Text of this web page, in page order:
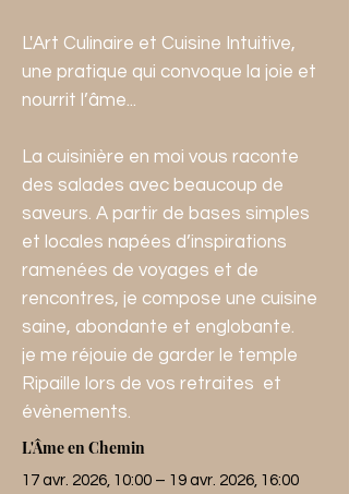
L'Art Culinaire et Cuisine Intuitive,
une pratique qui convoque la joie et
nourrit l’âme...
La cuisinière en moi vous raconte
des salades avec beaucoup de
saveurs. A partir de bases simples
et locales napées d’inspirations
ramenées de voyages et de
rencontres, je compose une cuisine
saine, abondante et englobante.
je me réjouie de garder le temple
Ripaille lors de vos retraites et
évènements.
L'Âme en Chemin
17 avr. 2026, 10:00 – 19 avr. 2026, 16:00